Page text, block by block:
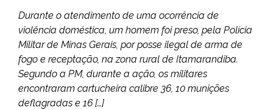
Durante o atendimento de uma ocorrência de
violência doméstica, um homem foi preso, pela Polícia
Militar de Minas Gerais, por posse ilegal de arma de
fogo e receptação, na zona rural de Itamarandiba.
Segundo a PM, durante a ação, os militares
encontraram cartucheira calibre 36, 10 munições
deflagradas e 16 […]